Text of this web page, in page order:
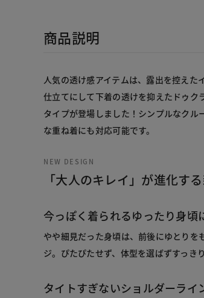
商品説明
人気の透け感アイテムは、露出を控え
仕立てにして下着の透けを抑えたドゥク
タイプが登場しました！シンプルなクル
な重ね着にも対応可能です。
NEW DESIGN
「大人のキレイ」が進化す
今っぽく着られるゆったり身頃
やや細見だった身頃は、前後にゆとり
ジ。ぴたぴたせず、体型を選ばずすっき
タイトすぎないショルダーライ